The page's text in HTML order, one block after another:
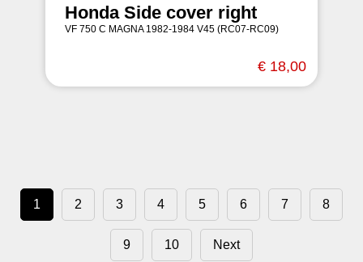
Honda Side cover right
VF 750 C MAGNA 1982-1984 V45 (RC07-RC09)
€ 18,00
1 2 3 4 5 6 7 8
9 10 Next